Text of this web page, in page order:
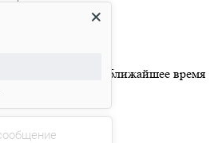
с вами в ближайшее время